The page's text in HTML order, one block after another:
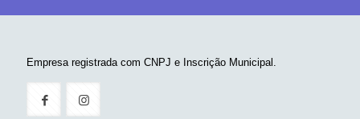
Empresa registrada com CNPJ e Inscrição Municipal.